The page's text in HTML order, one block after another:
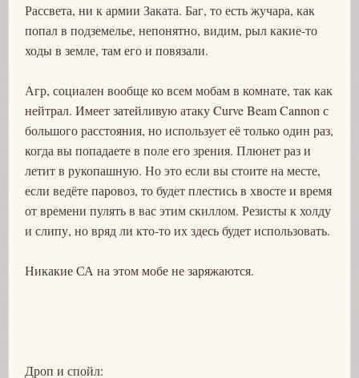
Рассвета, ни к армии Заката. Баг, то есть жучара, как
попал в подземелье, непонятно, видим, рыл какие-то
ходы в земле, там его и повязали.
Агр, социален вообще ко всем мобам в комнате, так как
нейтрал. Имеет затейливую атаку Curve Beam Cannon с
большого расстояния, но использует её только один раз,
когда вы попадаете в поле его зрения. Плюнет раз и
летит в рукопашную. Но это если вы стоите на месте,
если ведёте паровоз, то будет плестись в хвосте и время
от времени пулять в вас этим скиллом. Резисты к холду
и слипу, но вряд ли кто-то их здесь будет использовать.
Никакие СА на этом мобе не заряжаются.
Дроп и спойл: